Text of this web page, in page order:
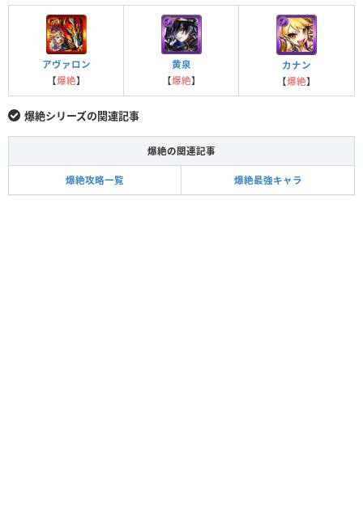
アヴァロン
【爆絶】
黄泉
【爆絶】
カナン
【爆絶】
爆絶シリーズの関連記事
爆絶の関連記事
爆絶攻略一覧 爆絶最強キャラ